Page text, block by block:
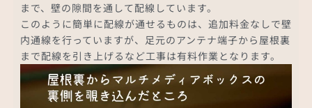
まで、壁の隙間を通して配線しています。
このように簡単に配線が通せるものは、追加料金なしで壁
内通線を行っていますが、足元のアンテナ端子から屋根裏
まで配線を引き上げるなど工事は有料作業となります。